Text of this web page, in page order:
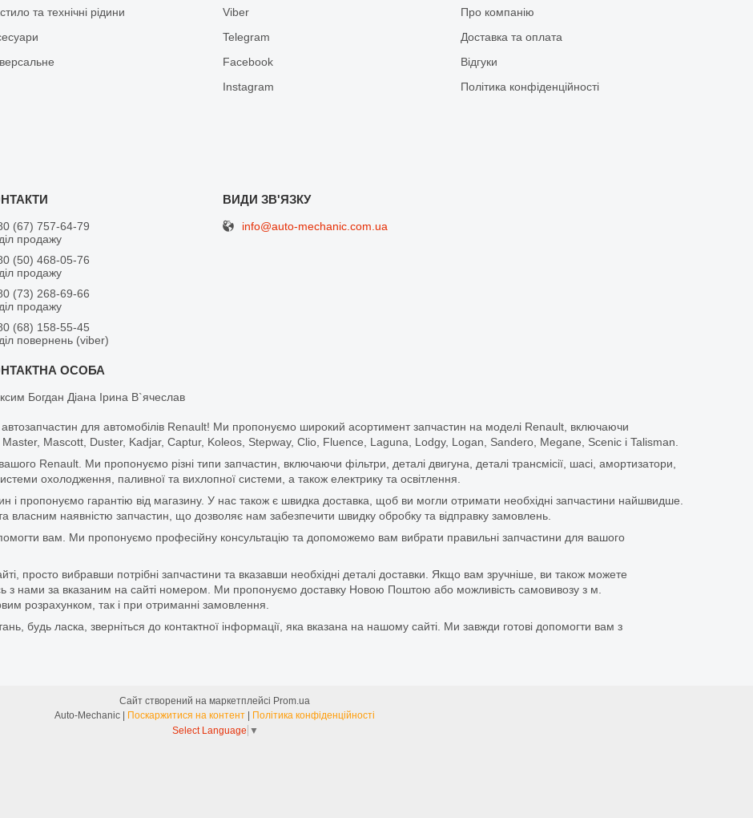
та технічні рідини
Viber
Telegram
Facebook
Іnstagram
Про компанію
Доставка та оплата
Відгуки
Політика конфіденційності
(67) 757-64-79
продажу
(50) 468-05-76
продажу
(73) 268-69-66
продажу
(68) 158-55-45
повернень (viber)
Богдан Діана Ірина В`ячеслав
info@auto-mechanic.com.ua
для автомобілів Renault! Ми пропонуємо широкий асортимент запчастин на моделі Renault, включаючи
Master, Mascott, Duster, Kadjar, Captur, Koleos, Stepway, Clio, Fluence, Laguna, Lodgy, Logan, Sandero, Megane, Scenic і Talisman.
Renault. Ми пропонуємо різні типи запчастин, включаючи фільтри, деталі двигуна, деталі трансмісії, шасі, амортизатори,
охолодження, паливної та вихлопної системи, а також електрику та освітлення.
і пропонуємо гарантію від магазину. У нас також є швидка доставка, щоб ви могли отримати необхідні запчастини найшвидше.
наявністю запчастин, що дозволяє нам забезпечити швидку обробку та відправку замовлень.
вам. Ми пропонуємо професійну консультацію та допоможемо вам вибрати правильні запчастини для вашого
просто вибравши потрібні запчастини та вказавши необхідні деталі доставки. Якщо вам зручніше, ви також можете
нами за вказаним на сайті номером. Ми пропонуємо доставку Новою Поштою або можливість самовивозу з м.
розрахунком, так і при отриманні замовлення.
будь ласка, зверніться до контактної інформації, яка вказана на нашому сайті. Ми завжди готові допомогти вам з
Сайт створений на маркетплейсі Prom.ua
Поскаржитися на контент
Політика конфіденційності
Select Language ▼